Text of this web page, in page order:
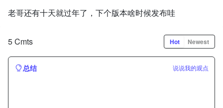
老哥还有十天就过年了，下个版本啥时候发布哇
5 Cmts Hot Newest
总结 说说我的观点